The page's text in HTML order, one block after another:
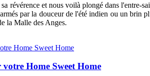
révérence et nous voilà plongé dans l'entre-
par la douceur de l'été indien ou un brin
la Malle des Anges.
Home Sweet Home